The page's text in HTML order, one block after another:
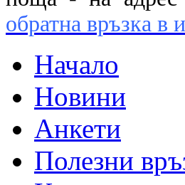
обратна връзка в
Начало
Новини
Анкети
Полезни